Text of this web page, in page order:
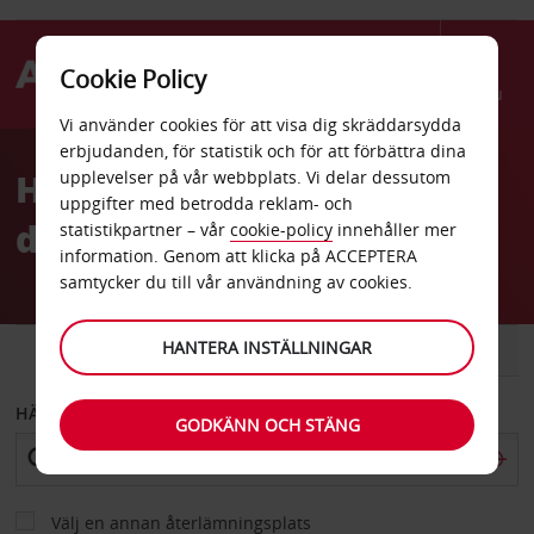
Menu
AvisHyrbil Lanzarote Puerto
del Carmen hamn
SKÅPBIL
HÄMTA FRÅN
Välj en annan återlämningsplats
Cookie Policy
Vi använder cookies för att visa dig skräddarsydda
erbjudanden, för statistik och för att förbättra dina
upplevelser på vår webbplats. Vi delar dessutom
uppgifter med betrodda reklam- och
statistikpartner – vår cookie-policy innehåller mer
information. Genom att klicka på ACCEPTERA
samtycker du till vår användning av cookies.
HANTERA INSTÄLLNINGAR
GODKÄNN OCH STÄNG